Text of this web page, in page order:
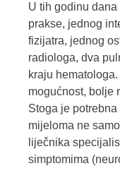
U tih godinu
prakse, jednog
fizijatra, jednog
radiologa, dva
kraju
mogućnost, bolje
Stoga je
mijeloma ne
liječnika
simptomima